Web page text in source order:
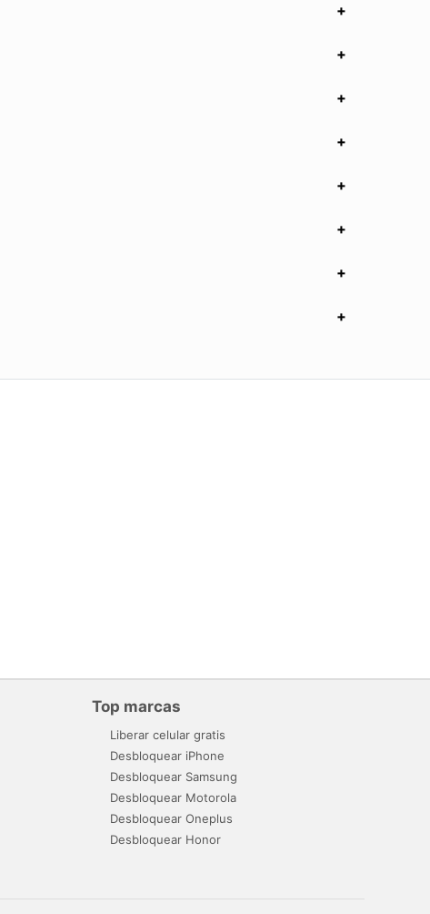
Top marcas
Liberar celular gratis
Desbloquear iPhone
Desbloquear Samsung
Desbloquear Motorola
Desbloquear Oneplus
Desbloquear Honor